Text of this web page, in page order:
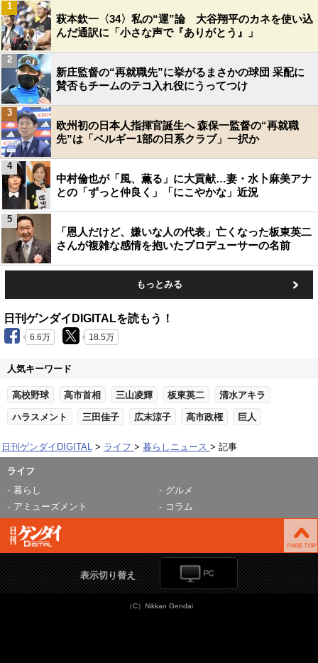
萩本欽一〈34〉私の“運”論 大谷翔平のカネを使い込
んだ通訳に「小さな声で『ありがとう』」
1
新庄監督の“再就職先”に挙がるまさかの球団 采配に
賛否もチームのテコ入れ役にうってつけ
2
欧州初の日本人指揮官誕生へ 森保一監督の“再就職
先”は「ベルギー1部の日系クラブ」一択か
3
中村倫也が「風、薫る」に大貢献…妻・水卜麻美アナ
との「ずっと仲良く」「にこやかな」近況
4
「恩人だけど、嫌いな人の代表」亡くなった板東英二
さんが複雑な感情を抱いたプロデューサーの名前
5
もっとみる
日刊ゲンダイDIGITALを読もう！
6.6万 18.5万
人気キーワード
高校野球 高市首相 三山凌輝 板東英二 清水アキラ
ハラスメント 三田佳子 広末涼子 高市政権 巨人
日刊ゲンダイDIGITAL ライフ 暮らしニュース 記事
ライフ
暮らし
グルメ
アミューズメント
コラム
表示切り替え
（C）Nikkan Gendai